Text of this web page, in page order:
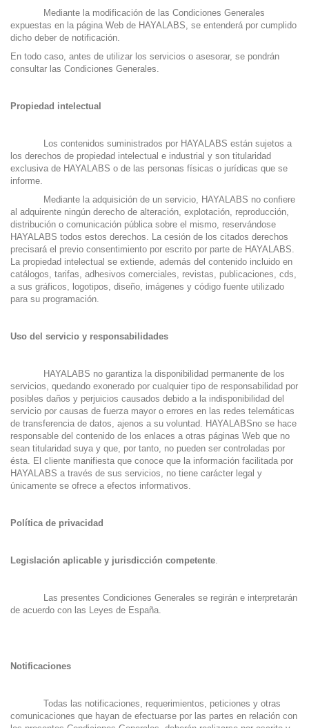
Mediante la modificación de las Condiciones Generales
expuestas en la página Web de HAYALABS, se entenderá por cumplido
dicho deber de notificación.
En todo caso, antes de utilizar los servicios o asesorar, se pondrán
consultar las Condiciones Generales.
Propiedad intelectual
Los contenidos suministrados por HAYALABS están sujetos a
los derechos de propiedad intelectual e industrial y son titularidad
exclusiva de HAYALABS o de las personas físicas o jurídicas que se
informe.
Mediante la adquisición de un servicio, HAYALABS no confiere
al adquirente ningún derecho de alteración, explotación, reproducción,
distribución o comunicación pública sobre el mismo, reservándose
HAYALABS todos estos derechos. La cesión de los citados derechos
precisará el previo consentimiento por escrito por parte de HAYALABS.
La propiedad intelectual se extiende, además del contenido incluido en
catálogos, tarifas, adhesivos comerciales, revistas, publicaciones, cds,
a sus gráficos, logotipos, diseño, imágenes y código fuente utilizado
para su programación.
Uso del servicio y responsabilidades
HAYALABS no garantiza la disponibilidad permanente de los
servicios, quedando exonerado por cualquier tipo de responsabilidad por
posibles daños y perjuicios causados debido a la indisponibilidad del
servicio por causas de fuerza mayor o errores en las redes telemáticas
de transferencia de datos, ajenos a su voluntad. HAYALABSno se hace
responsable del contenido de los enlaces a otras páginas Web que no
sean titularidad suya y que, por tanto, no pueden ser controladas por
ésta. El cliente manifiesta que conoce que la información facilitada por
HAYALABS a través de sus servicios, no tiene carácter legal y
únicamente se ofrece a efectos informativos.
Política de privacidad
Legislación aplicable y jurisdicción competente.
Las presentes Condiciones Generales se regirán e interpretarán
de acuerdo con las Leyes de España.
Notificaciones
Todas las notificaciones, requerimientos, peticiones y otras
comunicaciones que hayan de efectuarse por las partes en relación con